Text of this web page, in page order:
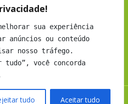
sua experiência
anúncios ou conteúdo
nosso tráfego.
você concorda
tudo Aceitar tudo
por Profissionais
por Empresas
do CRMV-MS
- Todos os direitos Reservados.